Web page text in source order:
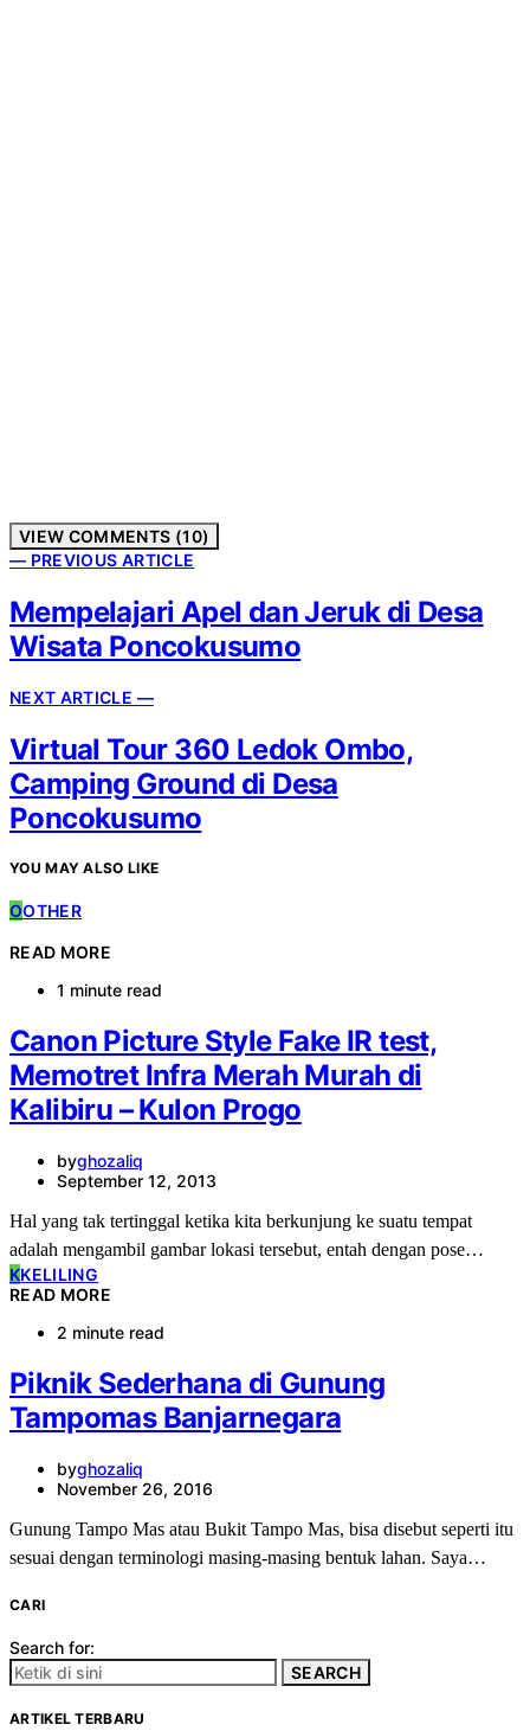
VIEW COMMENTS (10)
— PREVIOUS ARTICLE
Mempelajari Apel dan Jeruk di Desa
Wisata Poncokusumo
NEXT ARTICLE —
Virtual Tour 360 Ledok Ombo,
Camping Ground di Desa
Poncokusumo
YOU MAY ALSO LIKE
OOTHER
READ MORE
1 minute read
Canon Picture Style Fake IR test,
Memotret Infra Merah Murah di
Kalibiru – Kulon Progo
byghozaliq
September 12, 2013
Hal yang tak tertinggal ketika kita berkunjung ke suatu tempat
adalah mengambil gambar lokasi tersebut, entah dengan pose…
KKELILING
READ MORE
2 minute read
Piknik Sederhana di Gunung
Tampomas Banjarnegara
byghozaliq
November 26, 2016
Gunung Tampo Mas atau Bukit Tampo Mas, bisa disebut seperti itu
sesuai dengan terminologi masing-masing bentuk lahan. Saya…
CARI
Search for:
SEARCH
ARTIKEL TERBARU